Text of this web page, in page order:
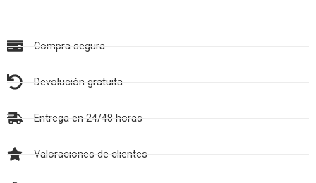
Compra segura
Devolución gratuita
Entrega en 24/48 horas
Valoraciones de clientes